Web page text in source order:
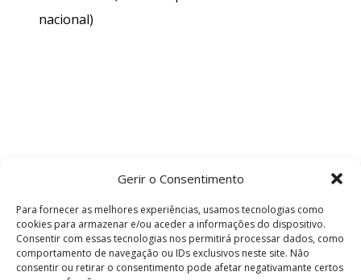
Gerir o Consentimento
Para fornecer as melhores experiências, usamos tecnologias como
cookies para armazenar e/ou aceder a informações do dispositivo.
Consentir com essas tecnologias nos permitirá processar dados, como
comportamento de navegação ou IDs exclusivos neste site. Não
consentir ou retirar o consentimento pode afetar negativamante certos
nacional)